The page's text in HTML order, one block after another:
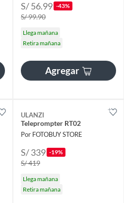
S/ 56.99 -43%
S/ 99.90
Llega mañana
Retira mañana
Agregar
ULANZI
Teleprompter RT02
Por FOTOBUY STORE
S/ 339 -19%
S/ 419
Llega mañana
Retira mañana